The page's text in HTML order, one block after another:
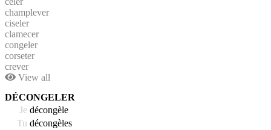
champlever
ciseler
clamecer
congeler
corseter
crever
View all
DÉCONGELER
Je décongèle
Tu décongèles